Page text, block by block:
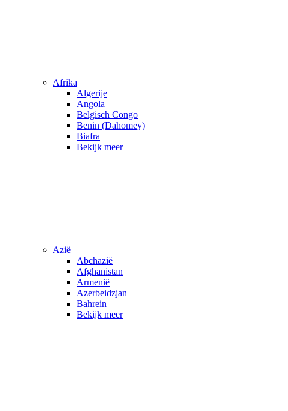
Afrika
Algerije
Angola
Belgisch Congo
Benin (Dahomey)
Biafra
Bekijk meer
Azië
Abchazië
Afghanistan
Armenië
Azerbeidzjan
Bahrein
Bekijk meer